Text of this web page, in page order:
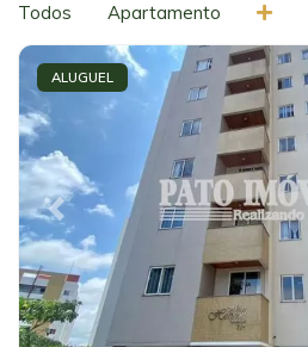
Todos Apartamento
ALUGUEL
Previous